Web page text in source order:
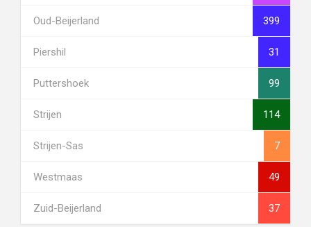
Oud-Beijerland 399
Piershil 31
Puttershoek 99
Strijen 114
Strijen-Sas 7
Westmaas 49
Zuid-Beijerland 37